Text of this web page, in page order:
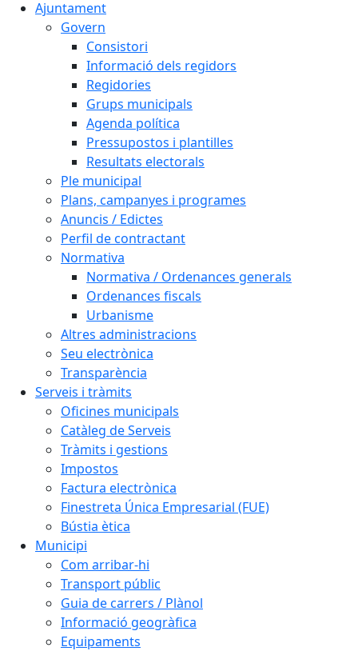
Ajuntament
Govern
Consistori
Informació dels regidors
Regidories
Grups municipals
Agenda política
Pressupostos i plantilles
Resultats electorals
Ple municipal
Plans, campanyes i programes
Anuncis / Edictes
Perfil de contractant
Normativa
Normativa / Ordenances generals
Ordenances fiscals
Urbanisme
Altres administracions
Seu electrònica
Transparència
Serveis i tràmits
Oficines municipals
Catàleg de Serveis
Tràmits i gestions
Impostos
Factura electrònica
Finestreta Única Empresarial (FUE)
Bústia ètica
Municipi
Com arribar-hi
Transport públic
Guia de carrers / Plànol
Informació geogràfica
Equipaments